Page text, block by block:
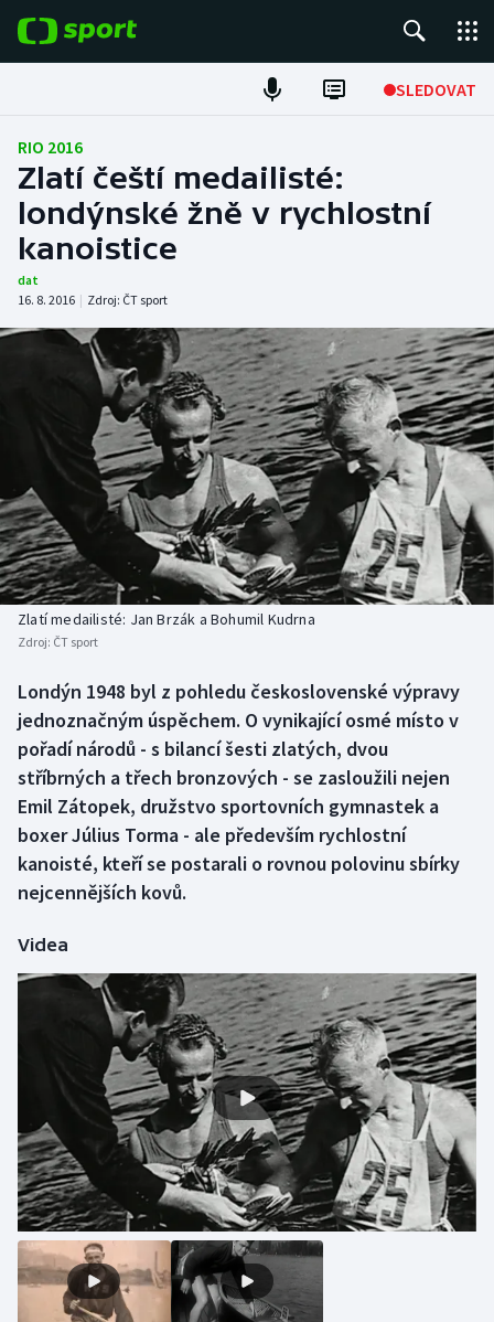
SLEDOVAT
Fotbal
Hokej
Tenis
Atletika
Cyklistika
DALŠÍ SPORTY
Americký fotbal
Baseball a softbal
Basketbal
Biatlon
Box
Curling
Dostihy
Florbal
Futsal
Gymnastika
Házená
Jezdectví
Judo
Krasobruslení
Lezení
NEPŘEHLÉDNĚTE
Soutěže
Historické návraty
Aplikace ČT sport
RIO 2016
Zlatí čeští medailisté:
londýnské žně v rychlostní
kanoistice
dat
16. 8. 2016 | Zdroj: ČT sport
Zlatí medailisté: Jan Brzák a Bohumil Kudrna
Zdroj: ČT sport
Londýn 1948 byl z pohledu československé výpravy
jednoznačným úspěchem. O vynikající osmé místo v
pořadí národů - s bilancí šesti zlatých, dvou
stříbrných a třech bronzových - se zasloužili nejen
Emil Zátopek, družstvo sportovních gymnastek a
boxer Július Torma - ale především rychlostní
kanoisté, kteří se postarali o rovnou polovinu sbírky
nejcennějších kovů.
Videa